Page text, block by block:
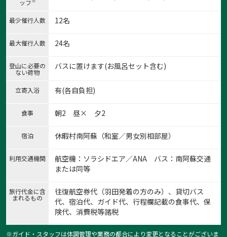
ッフ
最少催行人数 12名
最大催行人数 24名
登山に必要の
ない荷物
バスに置けます(お風呂セット含む)
立寄入浴 有(各自負担)
食事 朝2 昼× 夕2
宿泊 休暇村南阿蘇（和室／男女別相部屋）
利用交通機関
航空機：ソラシドエア／ANA バス：南阿蘇交通
または同等
旅行代金に含
まれるもの
往復航空券代（羽田発着の方のみ）、貸切バス
代、宿泊代、ガイド代、行程欄記載の食事代、保
険代、消費税等諸税
※ガイド・スタッフは体調管理や業務の都合により変更となることがございま
1:祖母山北谷登山口